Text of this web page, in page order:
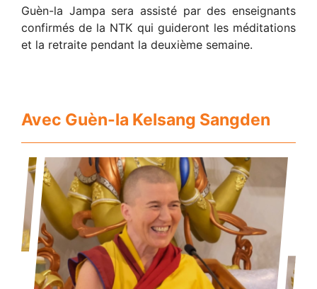
Guèn-la Jampa sera assisté par des enseignants
confirmés de la NTK qui guideront les méditations
et la retraite pendant la deuxième semaine.
Avec Guèn-la Kelsang Sangden